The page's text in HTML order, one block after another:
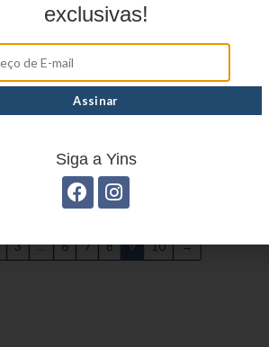
3 … 6 7 8 9 10 →
exclusivas!
Siga a Yins